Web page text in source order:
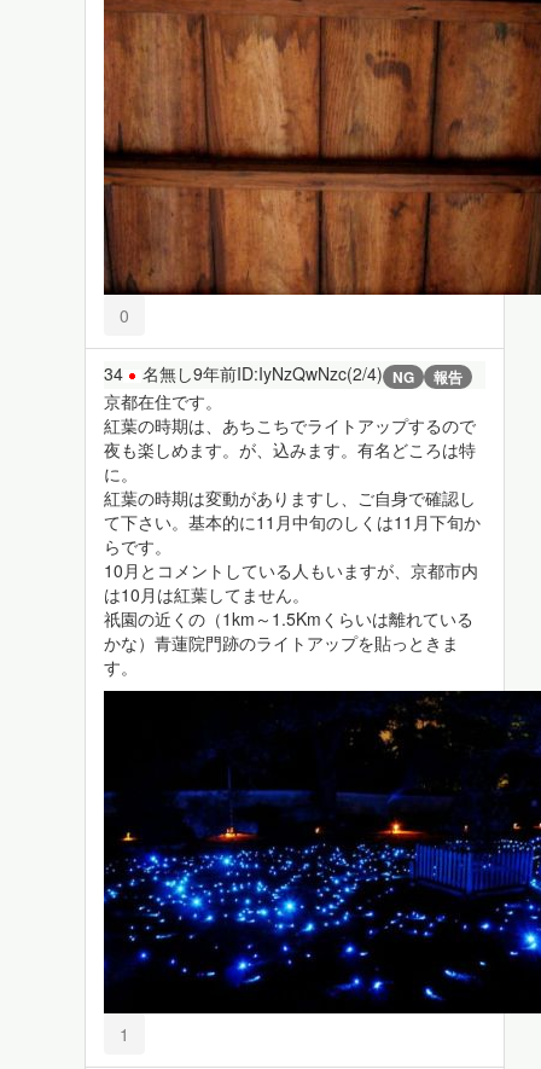
0
34 名無し9年前ID:IyNzQwNzc(2/4) NG 報告
京都在住です。
紅葉の時期は、あちこちでライトアップするので
夜も楽しめます。が、込みます。有名どころは特
に。
紅葉の時期は変動がありますし、ご自身で確認し
て下さい。基本的に11月中旬のしくは11月下旬か
らです。
10月とコメントしている人もいますが、京都市内
は10月は紅葉してません。
祇園の近くの（1km～1.5Kmくらいは離れている
かな）青蓮院門跡のライトアップを貼っときま
す。
1